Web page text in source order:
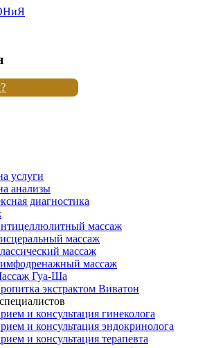
услуги
анализы
диагностика
массаж
массаж
массаж
массаж
Гуа-Ша
экстрактом Виватон
и консультация гинеколога
и консультация эндокринолога
и консультация терапевта